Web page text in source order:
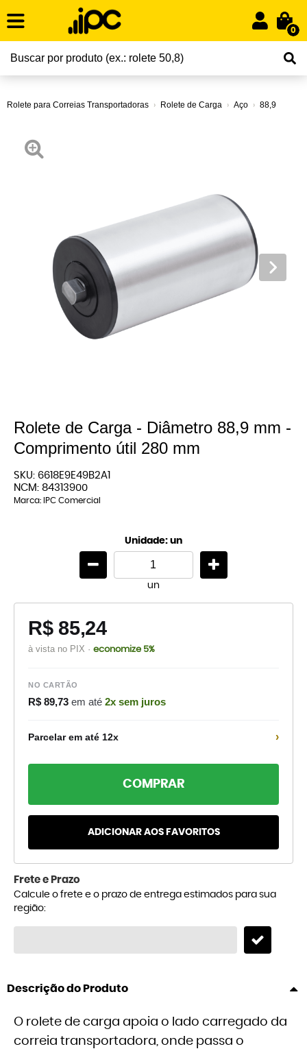
0
Rolete para Correias Transportadoras Rolete de Carga Aço 88,9
Rolete de Carga - Diâmetro 88,9 mm -
Comprimento útil 280 mm
SKU: 6618E9E49B2A1
NCM: 84313900
Marca: IPC Comercial
Unidade: un
un
R$ 85,24
à vista no PIX · economize 5%
NO CARTÃO
R$ 89,73 em até 2x sem juros
Parcelar em até 12x ›
COMPRAR
ADICIONAR AOS FAVORITOS
Frete e Prazo
Calcule o frete e o prazo de entrega estimados para sua
região:
Descrição do Produto
O rolete de carga apoia o lado carregado da
correia transportadora, onde passa o